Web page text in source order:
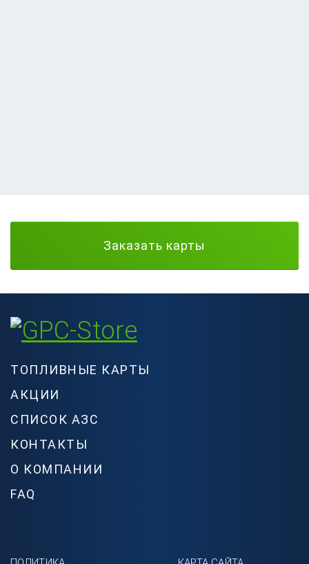
Заказать карты
ТОПЛИВНЫЕ КАРТЫ
АКЦИИ
СПИСОК АЗС
КОНТАКТЫ
О КОМПАНИИ
FAQ